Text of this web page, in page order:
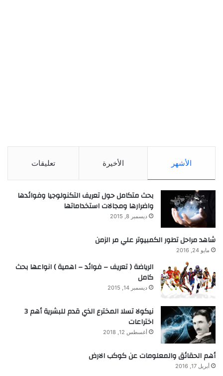
الأشهر الأخيرة تعليقات
بحث متكامل حول تعريف التكنولوجيا وفوائدها
واضرارها ومجالات استخداماتها
ديسمبر 8, 2015
شاهد مراحل تطور الكمبيوتر علي مر الزمن
مايو 24, 2016
الرياضة ( تعريف – فوائد – اهمية ) انواعها بحث
كامل
ديسمبر 14, 2015
نيكولا تسلا المخترع الذي قدم للبشرية أهم 3
اختراعات
أغسطس 12, 2018
أهم الحقائق والمعلومات عن كوكب الارض
أبريل 17, 2016